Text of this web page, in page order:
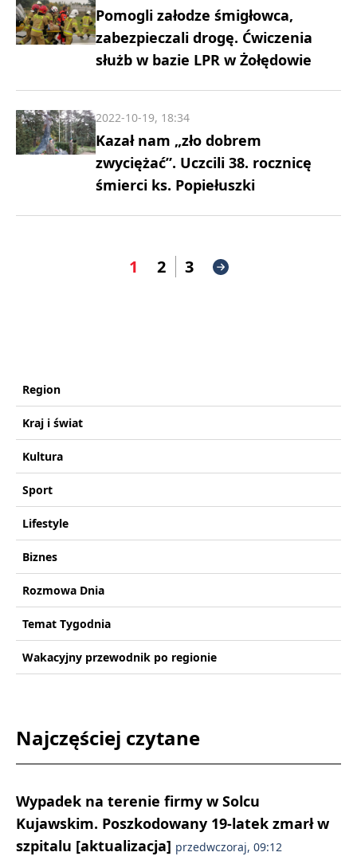
Pomogli załodze śmigłowca,
zabezpieczali drogę. Ćwiczenia
służb w bazie LPR w Żołędowie
Kazał nam „zło dobrem
zwyciężać”. Uczcili 38. rocznicę
śmierci ks. Popiełuszki
2022-10-19, 18:34
1 2 3
Region
Kraj i świat
Kultura
Sport
Lifestyle
Biznes
Rozmowa Dnia
Temat Tygodnia
Wakacyjny przewodnik po regionie
Najczęściej czytane
Wypadek na terenie firmy w Solcu
Kujawskim. Poszkodowany 19-latek zmarł w
szpitalu [aktualizacja] przedwczoraj, 09:12